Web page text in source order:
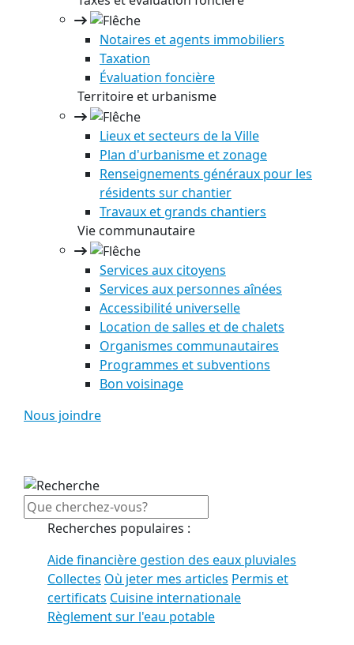
Notaires et agents immobiliers
Taxation
Évaluation foncière
Territoire et urbanisme
Lieux et secteurs de la Ville
Plan d'urbanisme et zonage
Renseignements généraux pour les
résidents sur chantier
Travaux et grands chantiers
Vie communautaire
Services aux citoyens
Services aux personnes aînées
Accessibilité universelle
Location de salles et de chalets
Organismes communautaires
Programmes et subventions
Bon voisinage
Nous joindre
Recherches populaires :
Aide financière gestion des eaux pluviales
Collectes Où jeter mes articles Permis et
certificats Cuisine internationale
Règlement sur l'eau potable